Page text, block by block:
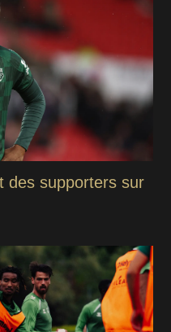
des supporters sur